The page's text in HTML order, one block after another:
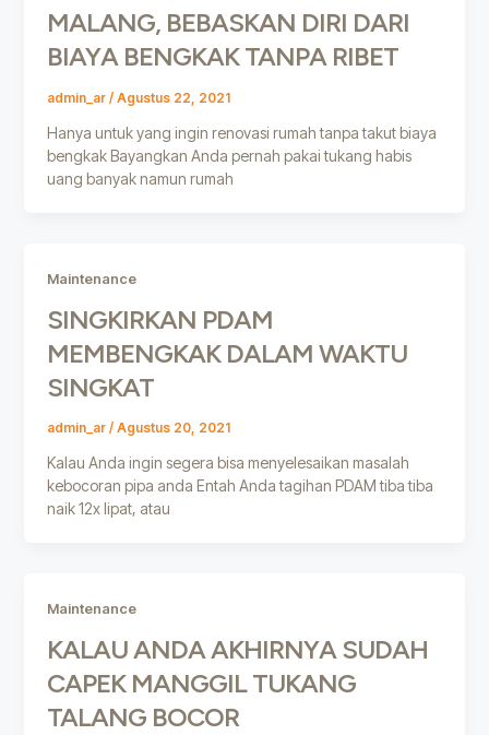
MALANG, BEBASKAN DIRI DARI
BIAYA BENGKAK TANPA RIBET
admin_ar / Agustus 22, 2021
Hanya untuk yang ingin renovasi rumah tanpa takut biaya
bengkak Bayangkan Anda pernah pakai tukang habis
uang banyak namun rumah
Maintenance
SINGKIRKAN PDAM
MEMBENGKAK DALAM WAKTU
SINGKAT
admin_ar / Agustus 20, 2021
Kalau Anda ingin segera bisa menyelesaikan masalah
kebocoran pipa anda Entah Anda tagihan PDAM tiba tiba
naik 12x lipat, atau
Maintenance
KALAU ANDA AKHIRNYA SUDAH
CAPEK MANGGIL TUKANG
TALANG BOCOR